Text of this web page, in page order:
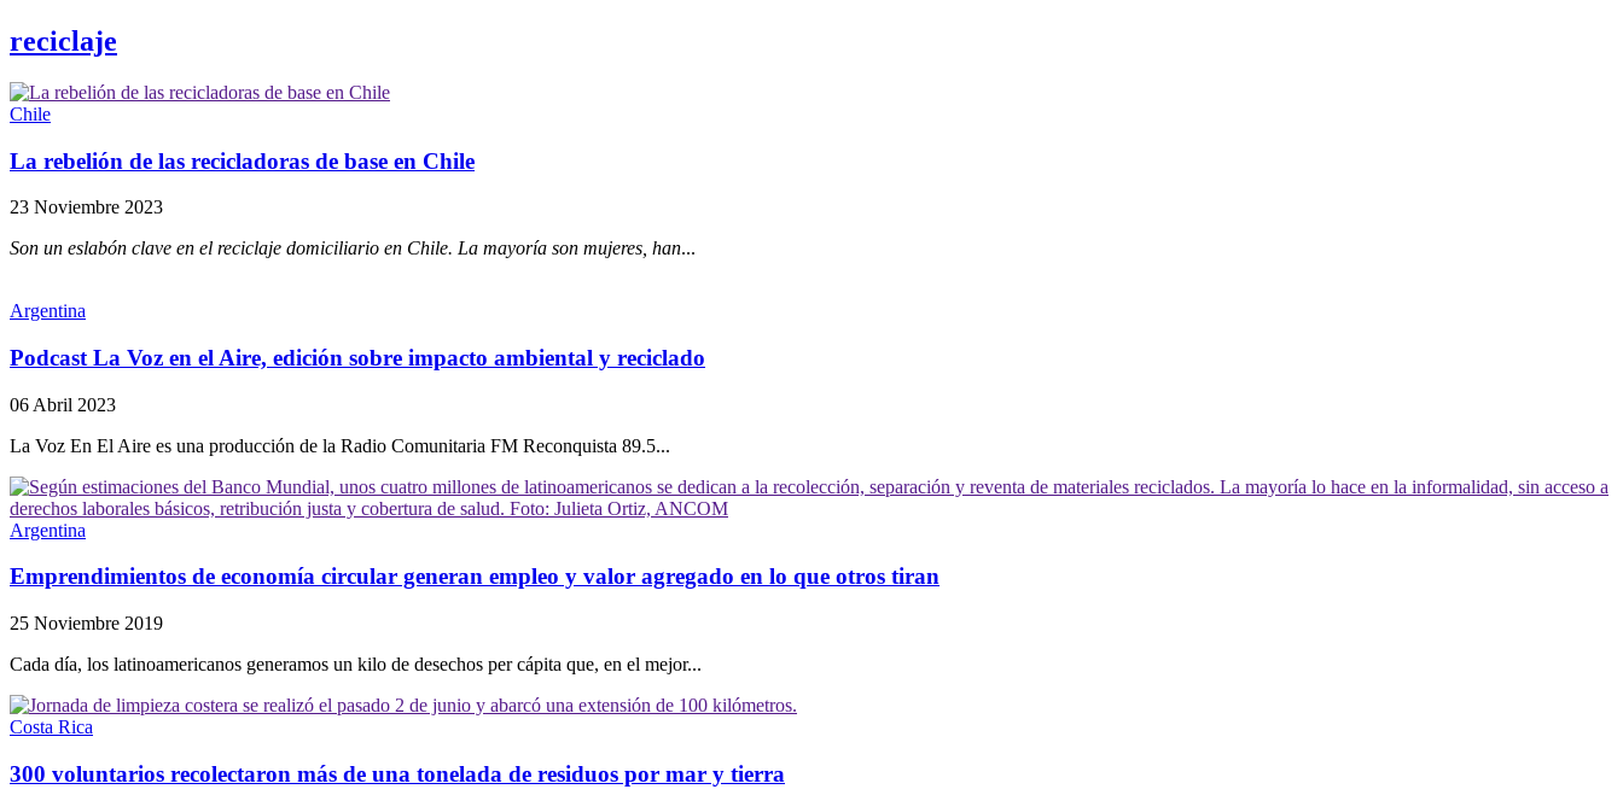
reciclaje
Chile
La rebelión de las recicladoras de base en Chile
23 Noviembre 2023
Son un eslabón clave en el reciclaje domiciliario en Chile. La mayoría son mujeres, han...
Argentina
Podcast La Voz en el Aire, edición sobre impacto ambiental y reciclado
06 Abril 2023
La Voz En El Aire es una producción de la Radio Comunitaria FM Reconquista 89.5...
Argentina
Emprendimientos de economía circular generan empleo y valor agregado en lo que otros tiran
25 Noviembre 2019
Cada día, los latinoamericanos generamos un kilo de desechos per cápita que, en el mejor...
Costa Rica
300 voluntarios recolectaron más de una tonelada de residuos por mar y tierra